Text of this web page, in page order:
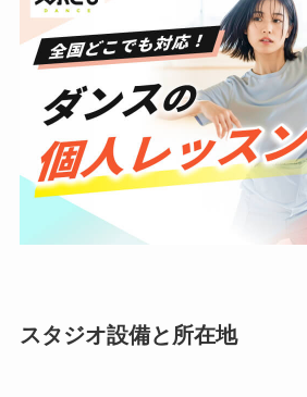
スタジオ設備と所在地